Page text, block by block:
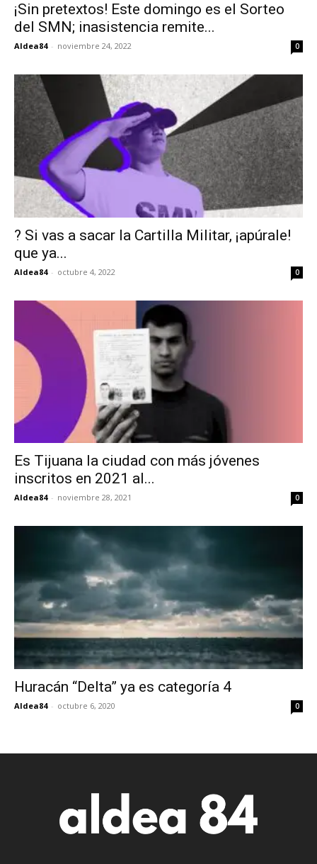
¡Sin pretextos! Este domingo es el Sorteo
del SMN; inasistencia remite...
Aldea84 - noviembre 24, 2022 0
? Si vas a sacar la Cartilla Militar, ¡apúrale!
que ya...
Aldea84 - octubre 4, 2022 0
Es Tijuana la ciudad con más jóvenes
inscritos en 2021 al...
Aldea84 - noviembre 28, 2021 0
Huracán “Delta” ya es categoría 4
Aldea84 - octubre 6, 2020 0